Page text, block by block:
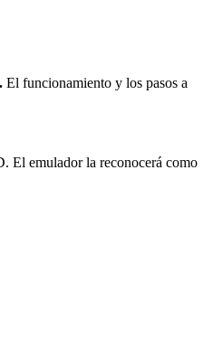
El funcionamiento y los pasos a
El emulador la reconocerá como